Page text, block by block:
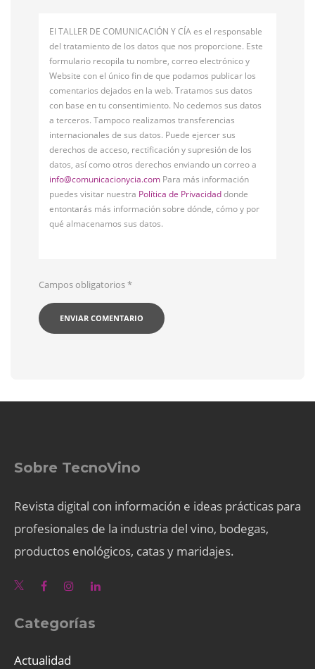
El TALLER DE COMUNICACIÓN Y CÍA es el responsable
del tratamiento de los datos que nos proporcione. Este
formulario recopila tu nombre, correo electrónico y
Website con el único fin de que podamos publicar los
comentarios dejados en la web. Tratamos sus datos
con base en tu consentimiento. No cedemos sus datos
a terceros. Tampoco realizamos transferencias
internacionales de sus datos. Puede ejercer sus
derechos de acceso, rectificación y supresión de los
datos, así como otros derechos enviando un correo a
info@comunicacionycia.com Para más información
puedes visitar nuestra Política de Privacidaddonde
entontarás más información sobre dónde, cómo y por
qué almacenamos sus datos.
Campos obligatorios*
Sobre TecnoVino
Revista digital con información e ideas prácticas para
profesionales de la industria del vino, bodegas,
productos enológicos, catas y maridajes.
Categorías
Actualidad